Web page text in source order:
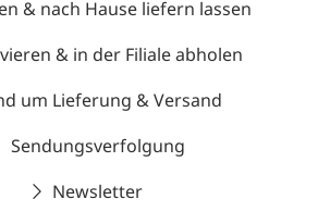
& nach Hause liefern lassen
& in der Filiale abholen
um Lieferung & Versand
Sendungsverfolgung
Newsletter